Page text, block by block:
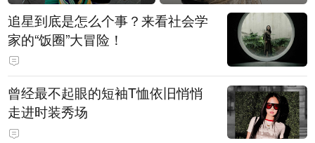
追星到底是怎么个事？来看社会学
家的“饭圈”大冒险！
曾经最不起眼的短袖T恤依旧悄悄
走进时装秀场